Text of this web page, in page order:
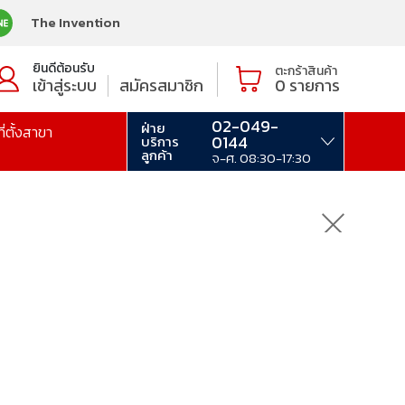
The Invention
ยินดีต้อนรับ
เข้าสู่ระบบ สมัครสมาชิก
ตะกร้าสินค้า
0 รายการ
ตั้งสาขา ฝ่าย
บริการ
ลูกค้า
02-049-
0144
จ-ศ. 08:30-17:30